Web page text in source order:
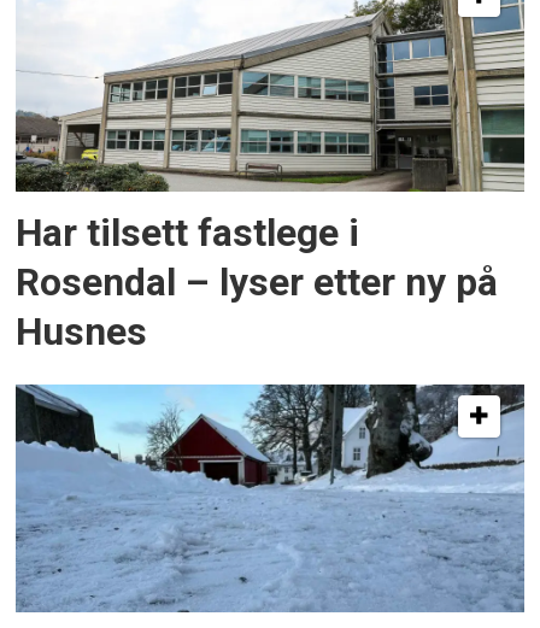
Har tilsett fastlege i
Rosendal – lyser etter ny på
Husnes